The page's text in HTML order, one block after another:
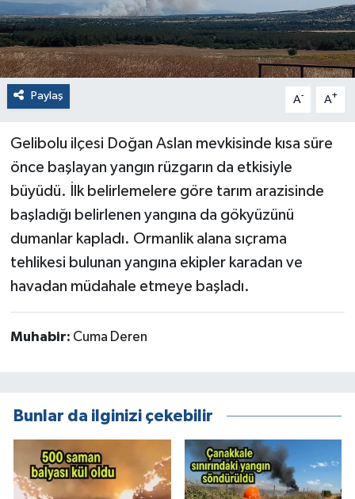
Paylaş A- A+
Gelibolu ilçesi Doğan Aslan mevkisinde kısa süre
önce başlayan yangın rüzgarın da etkisiyle
büyüdü. İlk belirlemelere göre tarım arazisinde
başladığı belirlenen yangına da gökyüzünü
dumanlar kapladı. Ormanlik alana sıçrama
tehlikesi bulunan yangına ekipler karadan ve
havadan müdahale etmeye başladı.
Muhabir: Cuma Deren
Bunlar da ilginizi çekebilir